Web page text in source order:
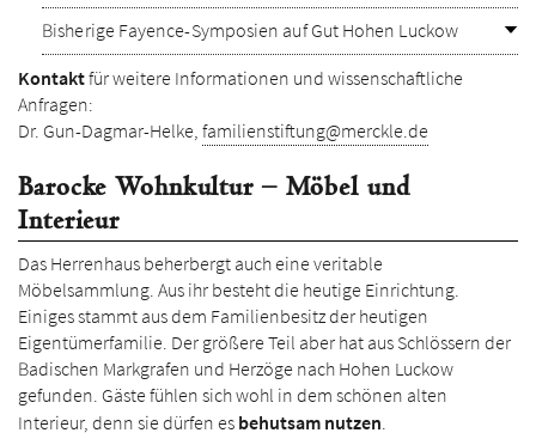
Bisherige Fayence-Symposien auf Gut Hohen Luckow
Kontaktfür weitere Informationen und wissenschaftliche
Anfragen:
Dr. Gun-Dagmar-Helke,familienstiftung@merckle.de
Barocke Wohnkultur – Möbel und
Interieur
Das Herrenhaus beherbergt auch eine veritable
Möbelsammlung. Aus ihr besteht die heutige Einrichtung.
Einiges stammt aus dem Familienbesitz der heutigen
Eigentümerfamilie. Der größere Teil aber hat aus Schlössern der
Badischen Mark­grafen und Herzöge nach Hohen Luckow
gefunden. Gäste fühlen sich wohl in dem schönen alten
Interieur, denn sie dürfen es behutsam nutzen.